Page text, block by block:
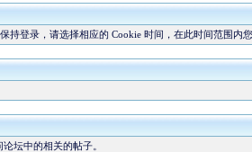
登录，请选择相应的 Cookie 时间，在此时间范围内
坛中的相关的帖子。